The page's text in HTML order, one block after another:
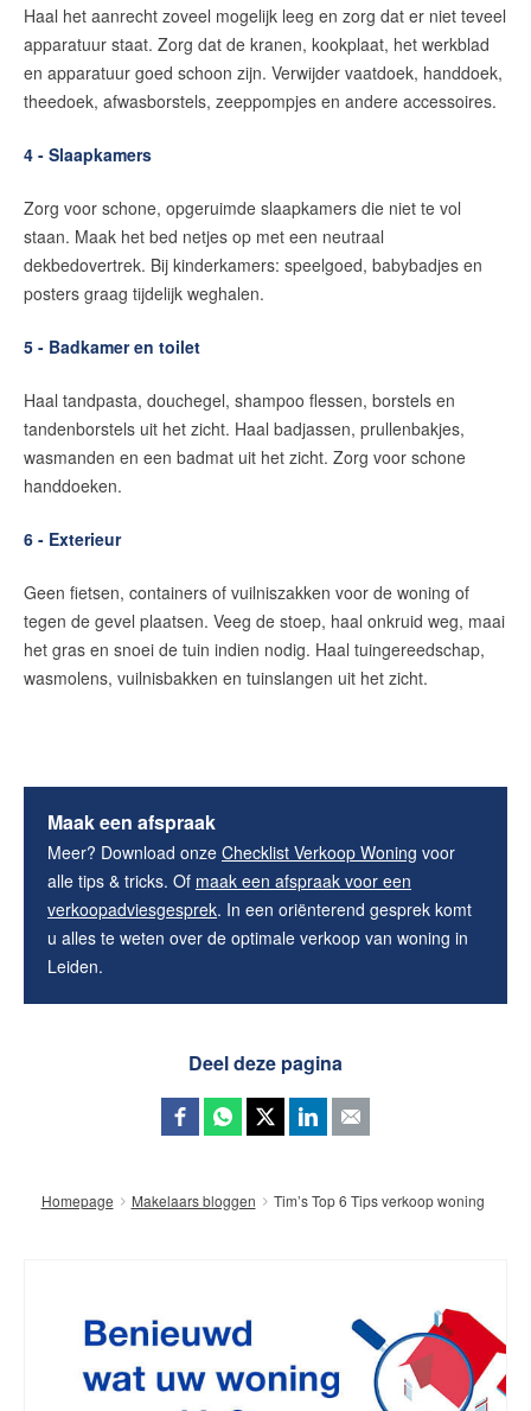
Haal het aanrecht zoveel mogelijk leeg en zorg dat er niet teveel
apparatuur staat. Zorg dat de kranen, kookplaat, het werkblad
en apparatuur goed schoon zijn. Verwijder vaatdoek, handdoek,
theedoek, afwasborstels, zeeppompjes en andere accessoires.
4 - Slaapkamers
Zorg voor schone, opgeruimde slaapkamers die niet te vol
staan. Maak het bed netjes op met een neutraal
dekbedovertrek. Bij kinderkamers: speelgoed, babybadjes en
posters graag tijdelijk weghalen.
5 - Badkamer en toilet
Haal tandpasta, douchegel, shampoo flessen, borstels en
tandenborstels uit het zicht. Haal badjassen, prullenbakjes,
wasmanden en een badmat uit het zicht. Zorg voor schone
handdoeken.
6 - Exterieur
Geen fietsen, containers of vuilniszakken voor de woning of
tegen de gevel plaatsen. Veeg de stoep, haal onkruid weg, maai
het gras en snoei de tuin indien nodig. Haal tuingereedschap,
wasmolens, vuilnisbakken en tuinslangen uit het zicht.
Maak een afspraak
Meer? Download onze Checklist Verkoop Woning voor
alle tips & tricks. Of maak een afspraak voor een
verkoopadviesgesprek. In een oriënterend gesprek komt
u alles te weten over de optimale verkoop van woning in
Leiden.
Deel deze pagina
Homepage Makelaars bloggen Tim’s Top 6 Tips verkoop woning